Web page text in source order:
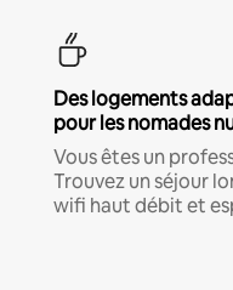
Des logements
pour les nomades
Vous êtes un
Trouvez un séjour
wifi haut débit et